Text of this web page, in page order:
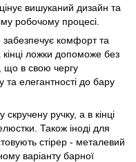
вишуканий дизайн та
робочому процесі.
комфорт та
кінці ложки допоможе без
що в свою чергу
та елегантності до бару
ручку, а в кінці
Також іноді для
стірер - металевий
варіанту барної